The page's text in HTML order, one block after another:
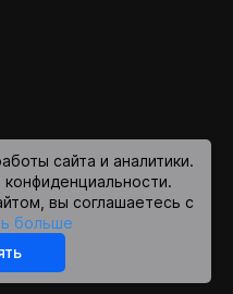
сайта и аналитики.
вы соглашаетесь с
больше